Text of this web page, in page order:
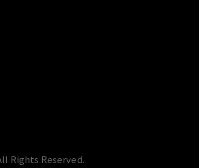
Rights Reserved.
定。 按一下「確認」即代表您同意採用目前的設定。